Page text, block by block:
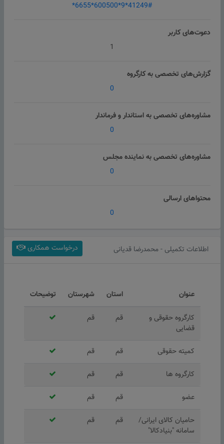
*6655*600500*9*41249#
دعوت‌های کاربر
1
گزارش‌های تخصصی به کارگروه
0
مشاوره‌های تخصصی به استاندار و فرماندار
0
مشاوره‌های تخصصی به نماینده مجلس
0
محتواهای ارسالی
0
درخواست همکاری اطلاعات تکمیلی - محمدرضا قدیانی
عنوان استان شهرستان توضیحات
کارگروه حقوقی و
قضایی
قم قم
کمیته حقوقی قم قم
کارگروه ها قم قم
عضو قم قم
حامیان کالای ایرانی/
سامانه "بنیادکالا"
قم قم